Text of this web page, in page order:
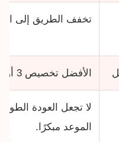
تخفف الطريق إلى
الأفضل تخصيص 3 أو 4 ليالٍ حسب الموسم.
لا تجعل العودة
الموعد مبكرًا.